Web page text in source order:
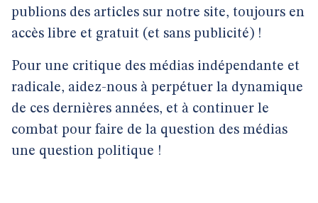
publions des articles sur notre site, toujours en
accès libre et gratuit (et sans publicité) !
Pour une critique des médias indépendante et
radicale, aidez-nous à perpétuer la dynamique
de ces dernières années, et à continuer le
combat pour faire de la question des médias
une question politique !